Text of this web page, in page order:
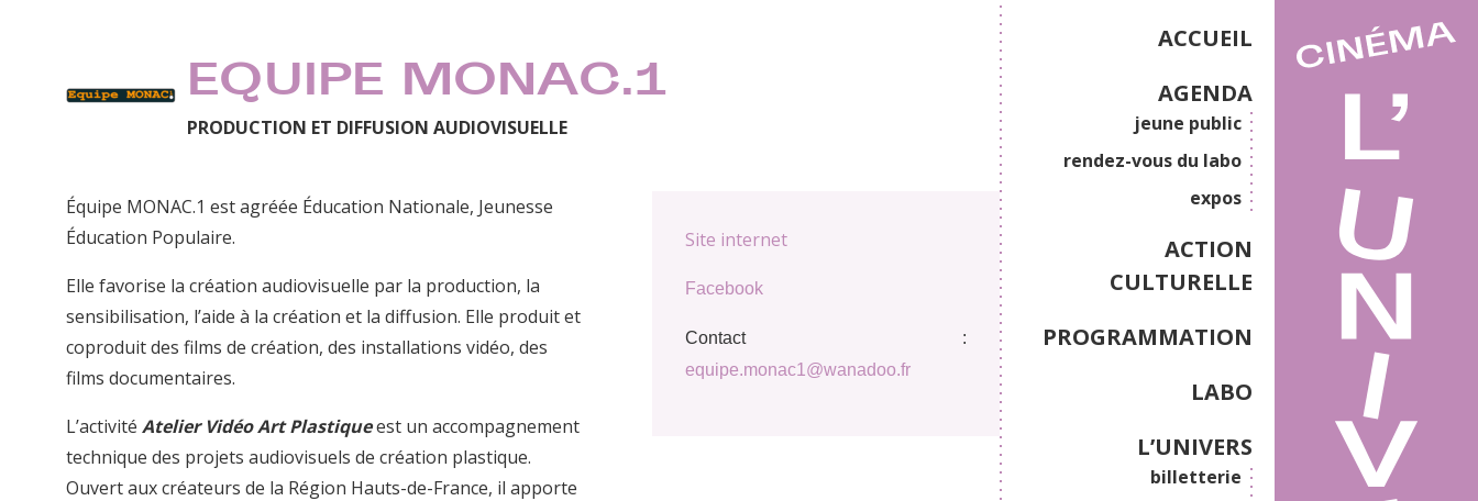
ACCUEIL
AGENDA
jeune public
rendez-vous du labo
expos
ACTION
CULTURELLE
PROGRAMMATION
LABO
L’UNIVERS
billetterie
EQUIPE MONAC.1
PRODUCTION ET DIFFUSION AUDIOVISUELLE
Site internet
Facebook
Contact :
equipe.monac1@wanadoo.fr
Équipe MONAC.1 est agréée Éducation Nationale, Jeunesse
Éducation Populaire.
Elle favorise la création audiovisuelle par la production, la
sensibilisation, l’aide à la création et la diffusion. Elle produit et
coproduit des films de création, des installations vidéo, des
films documentaires.
L’activité Atelier Vidéo Art Plastiqueest un accompagnement
technique des projets audiovisuels de création plastique.
Ouvert aux créateurs de la Région Hauts-de-France, il apporte